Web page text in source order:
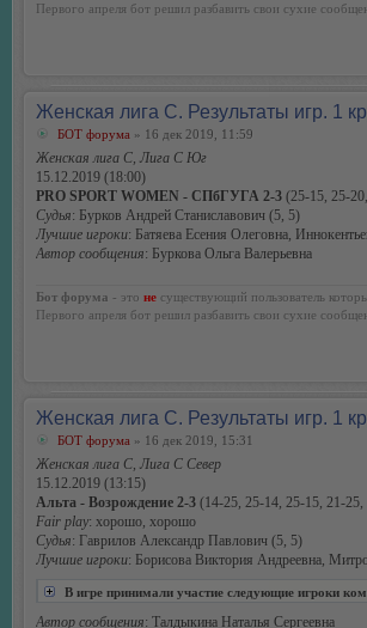
Первого апреля бот решил разбавить свои сухие
Женская лига С. Результаты игр. 1
БОТ форума » 16 дек 2019, 11:59
Женская лига С, Лига С Юг
15.12.2019 (18:00)
PRO SPORT WOMEN - СПбГУГА 2-3 (25-15, 25-
Судья: Бурков Андрей Станиславович (5, 5)
Лучшие игроки: Батяева Есения Олеговна,
Автор сообщения: Буркова Ольга Валерьевна
Бот форума - это не существующий пользователь
Первого апреля бот решил разбавить свои сухие
Женская лига С. Результаты игр. 1
БОТ форума » 16 дек 2019, 15:31
Женская лига С, Лига С Север
15.12.2019 (13:15)
Альта - Возрождение 2-3 (14-25, 25-14, 25-15, 21-25,
Fair play: хорошо, хорошо
Судья: Гаврилов Александр Павлович (5, 5)
Лучшие игроки: Борисова Виктория Андреевна,
В игре принимали участие следующие игроки
Автор сообщения: Талдыкина Наталья Сергеевна